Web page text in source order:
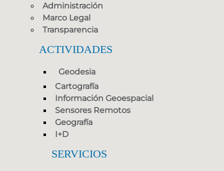
Administración
Marco Legal
Transparencia
ACTIVIDADES
Geodesia
Cartografía
Información Geoespacial
Sensores Remotos
Geografía
I+D
SERVICIOS